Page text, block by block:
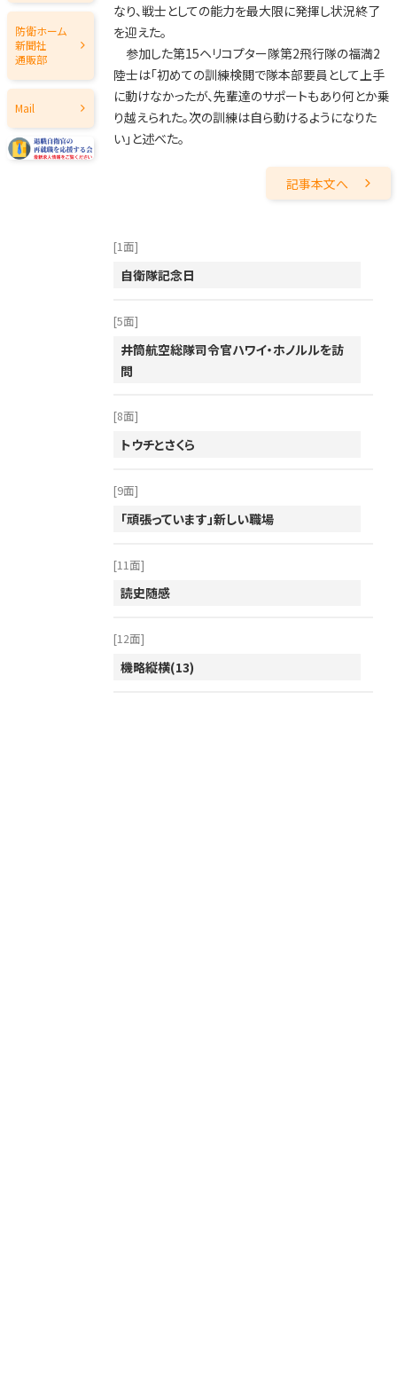
2月1日
1月15日
1月1日
2020年
2019年
2018年
2016年
防衛ホーム
新聞社
通販部
Mail
なり、戦士としての能力を最大限に発揮し状況終了
を迎えた。
参加した第15ヘリコプター隊第2飛行隊の福満2
陸士は「初めての訓練検閲で隊本部要員として上手
に動けなかったが、先輩達のサポートもあり何とか乗
り越えられた。次の訓練は自ら動けるようになりた
い」と述べた。
記事本文へ
[1面]
自衛隊記念日
[5面]
井筒航空総隊司令官ハワイ・ホノルルを訪
問
[8面]
トウチとさくら
[9面]
「頑張っています」新しい職場
[11面]
読史随感
[12面]
機略縦横(13)